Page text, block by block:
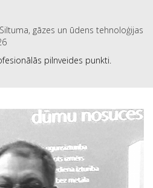
gāzes un ūdens tehnoloģijas
pilnveides punkti.